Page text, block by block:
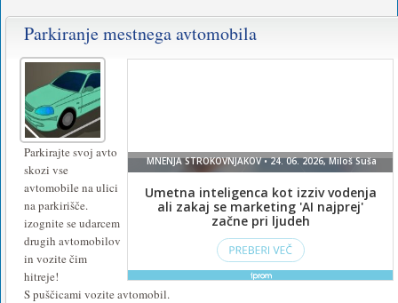
Za
igranje
te
igre
namestite
ali
vklopite
Flash.
Parkiranje mestnega avtomobila
Parkirajte svoj avto
skozi vse
avtomobile na ulici
na parkirišče.
izognite se udarcem
drugih avtomobilov
in vozite čim
hitreje!
S puščicami vozite avtomobil.